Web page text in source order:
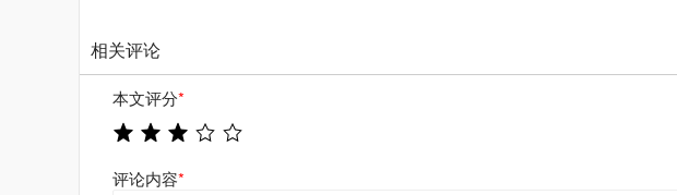
相关评论
本文评分*
评论内容*